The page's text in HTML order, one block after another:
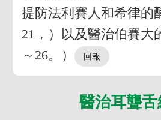
提防法利賽人和希律的
21，）以及醫治伯賽大
～26。）
醫治耳聾舌